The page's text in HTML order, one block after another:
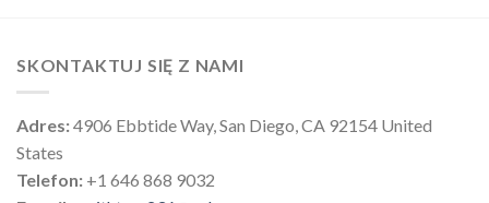
SKONTAKTUJ SIĘ Z NAMI
Adres:4906 Ebbtide Way, San Diego, CA 92154 United
States
Telefon: +1 646 868 9032